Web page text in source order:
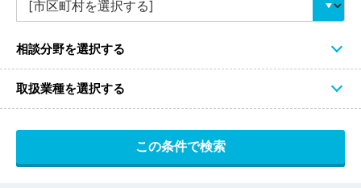
相談分野を選択する
取扱業種を選択する